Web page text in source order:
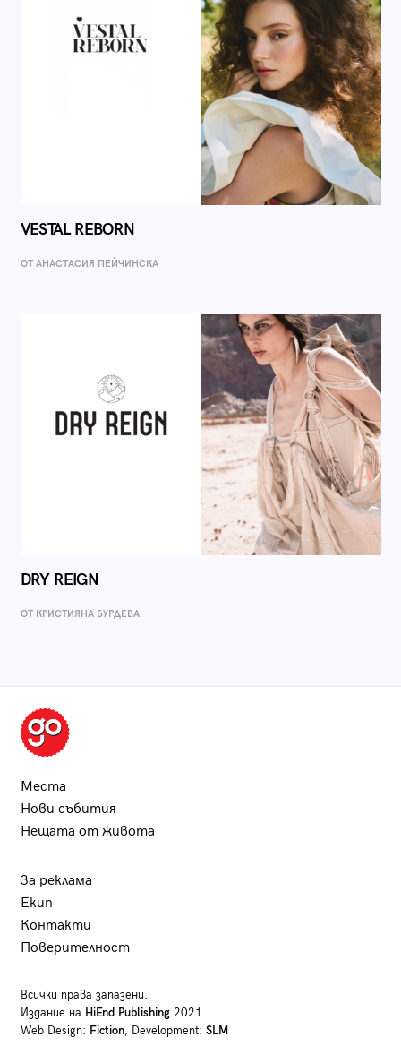
VESTAL REBORN
ОТ AНАСТАСИЯ ПЕЙЧИНСКА
DRY REIGN
ОТ КРИСТИЯНА БУРДЕВА
Места
Нови събития
Нещата от живота
За реклама
Екип
Контакти
Поверителност
Всички права запазени.
Издание на HiEnd Publishing2021
Web Design: Fiction, Development: SLM